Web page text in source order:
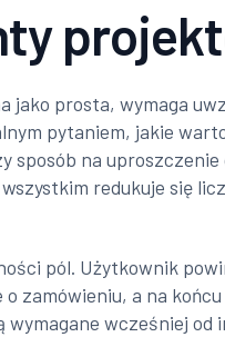
prosta, wymaga
pytaniem, jakie
sposób na
redukuje się
pól. Użytkownik
zamówieniu, a na
wcześniej